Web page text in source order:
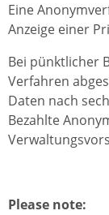
Eine
Anzeige einer
Bei pünktlicher
Verfahren
Daten nach
Bezahlte
Please note: